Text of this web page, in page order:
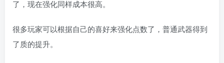
了，现在强化同样成本很高。
很多玩家可以根据自己的喜好来强化点数了，普通武器得到
了质的提升。